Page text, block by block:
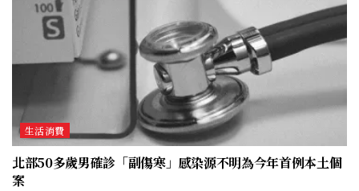
生活消費
北部50多歲男確診「副傷寒」感染源不明為今年首例本土個
案